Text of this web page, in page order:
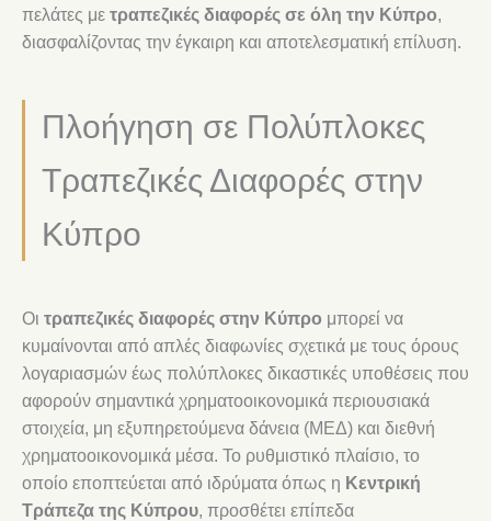
πελάτες με τραπεζικές διαφορές σε όλη την Κύπρο,
διασφαλίζοντας την έγκαιρη και αποτελεσματική επίλυση.
Πλοήγηση σε Πολύπλοκες
Τραπεζικές Διαφορές στην
Κύπρο
Οι τραπεζικές διαφορές στην Κύπρο μπορεί να
κυμαίνονται από απλές διαφωνίες σχετικά με τους όρους
λογαριασμών έως πολύπλοκες δικαστικές υποθέσεις που
αφορούν σημαντικά χρηματοοικονομικά περιουσιακά
στοιχεία, μη εξυπηρετούμενα δάνεια (ΜΕΔ) και διεθνή
χρηματοοικονομικά μέσα. Το ρυθμιστικό πλαίσιο, το
οποίο εποπτεύεται από ιδρύματα όπως η Κεντρική
Τράπεζα της Κύπρου, προσθέτει επίπεδα